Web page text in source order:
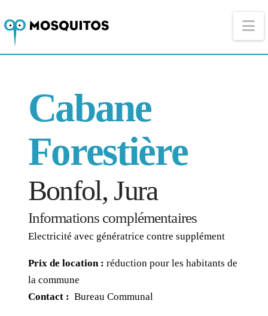
Cabane
Forestière
Bonfol, Jura
Informations complémentaires
Electricité avec génératrice contre supplément
Prix de location : réduction pour les habitants de
la commune
Contact : Bureau Communal